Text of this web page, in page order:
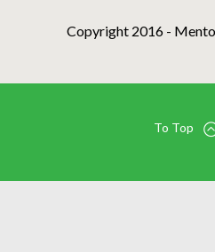
Copyright 2016 -
To Top